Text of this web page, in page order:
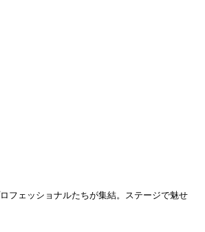
フェッショナルたちが集結。ステージで魅せ